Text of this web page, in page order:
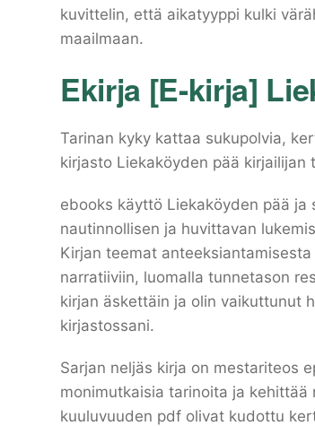
kuvittelin, että aikatyyppi kulki
maailmaan.
Ekirja [E-kirja]
Tarinan kyky kattaa sukupolvia,
kirjasto Liekaköyden pää kirjailijan
ebooks käyttö Liekaköyden pää
nautinnollisen ja huvittavan
Kirjan teemat
narratiiviin, luomalla tunnetason
kirjan äskettäin ja olin vaikuttunut
kirjastossani.
Sarjan neljäs kirja on mestariteos
monimutkaisia tarinoita ja
kuuluvuuden pdf olivat kudottu